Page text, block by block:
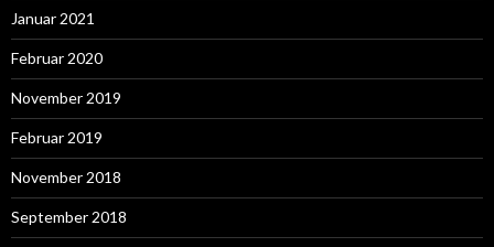
Januar 2021
Februar 2020
November 2019
Februar 2019
November 2018
September 2018